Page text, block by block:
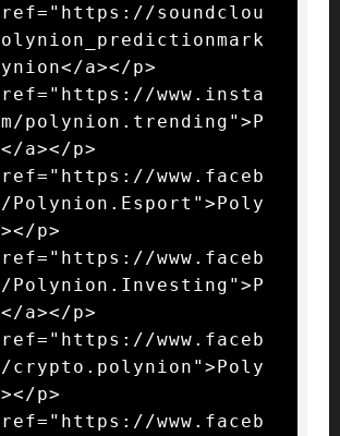
soundclou
a></p>
www.insta
polynion.trending">P
a></p>
www.faceb
Polynion.Esport">Poly
p>
www.faceb
Polynion.Investing">P
a></p>
www.faceb
crypto.polynion">Poly
p>
www.faceb